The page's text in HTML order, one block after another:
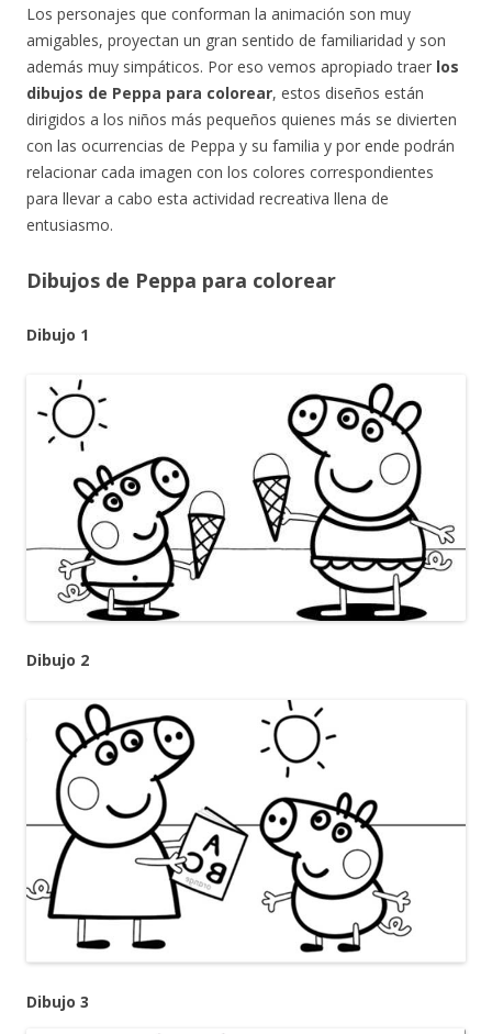
Los personajes que conforman la animación son muy
amigables, proyectan un gran sentido de familiaridad y son
además muy simpáticos. Por eso vemos apropiado traer los
dibujos de Peppa para colorear, estos diseños están
dirigidos a los niños más pequeños quienes más se divierten
con las ocurrencias de Peppa y su familia y por ende podrán
relacionar cada imagen con los colores correspondientes
para llevar a cabo esta actividad recreativa llena de
entusiasmo.
Dibujos de Peppa para colorear
Dibujo 1
Dibujo 2
Dibujo 3